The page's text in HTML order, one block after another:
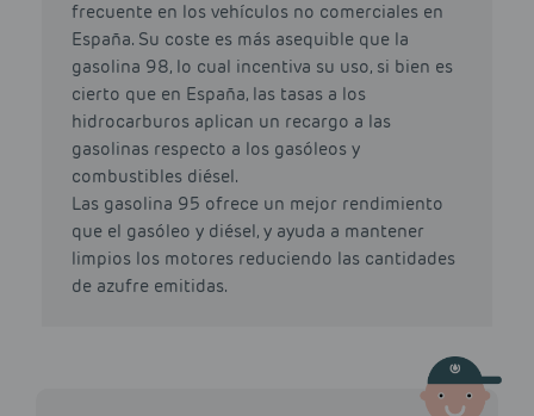
frecuente en los vehículos no comerciales en
España. Su coste es más asequible que la
gasolina 98, lo cual incentiva su uso, si bien es
cierto que en España, las tasas a los
hidrocarburos aplican un recargo a las
gasolinas respecto a los gasóleos y
combustibles diésel.
Las gasolina 95 ofrece un mejor rendimiento
que el gasóleo y diésel, y ayuda a mantener
limpios los motores reduciendo las cantidades
de azufre emitidas.